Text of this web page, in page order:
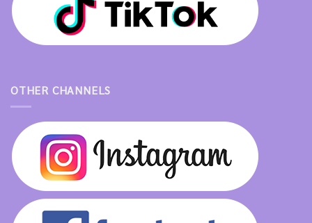
OTHER CHANNELS